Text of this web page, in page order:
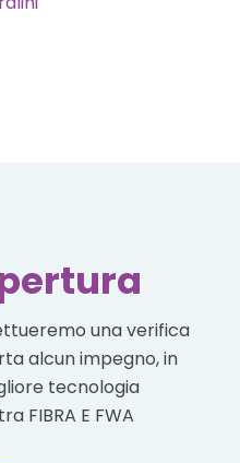
una verifica
alcun impegno, in
tecnologia
FIBRA E FWA